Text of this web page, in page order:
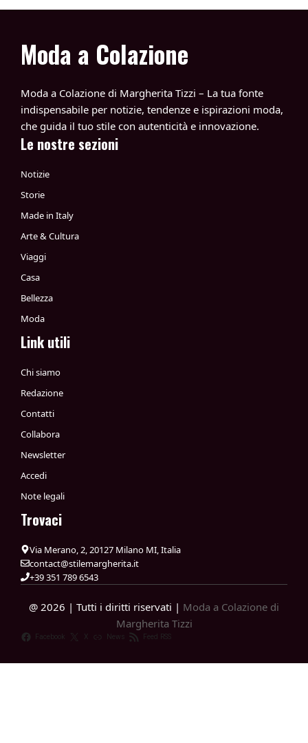
Moda a Colazione
Moda a Colazione di Margherita Tizzi – La tua fonte
indispensabile per notizie, tendenze e ispirazioni moda,
che guida il tuo stile con autenticità e innovazione.
Le nostre sezioni
Notizie
Storie
Made in Italy
Arte & Cultura
Viaggi
Casa
Bellezza
Moda
Link utili
Chi siamo
Redazione
Contatti
Collabora
Newsletter
Accedi
Note legali
Trovaci
Via Merano, 2, 20127 Milano MI, Italia
contact@stilemargherita.it
+39 351 789 6543
@ 2026 | Tutti i diritti riservati | Moda a Colazione di
Margherita Tizzi
Facebook X News Feed RSS